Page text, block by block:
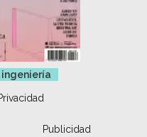
ingeniería
Publicidad